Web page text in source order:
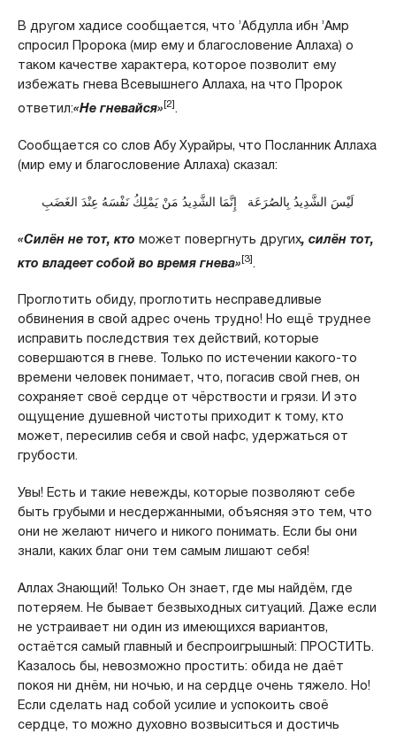
В другом хадисе сообщается, что ’Абдулла ибн ’Амр
спросил Пророка (мир ему и благословение Аллаха) о
таком качестве характера, которое позволит ему
избежать гнева Всевышнего Аллаха, на что Пророк
ответил:«Не гневайся»[2].
Сообщается со слов Абу Хурайры, что Посланник Аллаха
(мир ему и благословение Аллаха) сказал:
لَيْسَ الشَّدِيدُ بِالصُرَعَة إِنَّمَا الشَّدِيدُ مَنْ يَمْلِكُ نَفْسَهُ عِنْدَ الغَضَبِ
«Силён не тот, кто может повергнуть других, силён тот,
кто владеет собой во время гнева»[3].
Проглотить обиду, проглотить несправедливые
обвинения в свой адрес очень трудно! Но ещё труднее
исправить последствия тех действий, которые
совершаются в гневе. Только по истечении какого-то
времени человек понимает, что, погасив свой гнев, он
сохраняет своё сердце от чёрствости и грязи. И это
ощущение душевной чистоты приходит к тому, кто
может, пересилив себя и свой нафс, удержаться от
грубости.
Увы! Есть и такие невежды, которые позволяют себе
быть грубыми и несдержанными, объясняя это тем, что
они не желают ничего и никого понимать. Если бы они
знали, каких благ они тем самым лишают себя!
Аллах Знающий! Только Он знает, где мы найдём, где
потеряем. Не бывает безвыходных ситуаций. Даже если
не устраивает ни один из имеющихся вариантов,
остаётся самый главный и беспроигрышный: ПРОСТИТЬ.
Казалось бы, невозможно простить: обида не даёт
покоя ни днём, ни ночью, и на сердце очень тяжело. Но!
Если сделать над собой усилие и успокоить своё
сердце, то можно духовно возвыситься и достичь